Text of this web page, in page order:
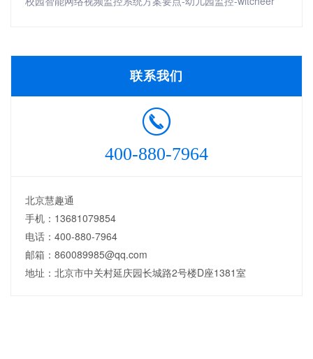
联系我们
400-880-7964
北京慧趣通
手机：13681079854
电话：400-880-7964
邮箱：860089985@qq.com
地址：北京市中关村延庆园长城路2号楼D座1381室